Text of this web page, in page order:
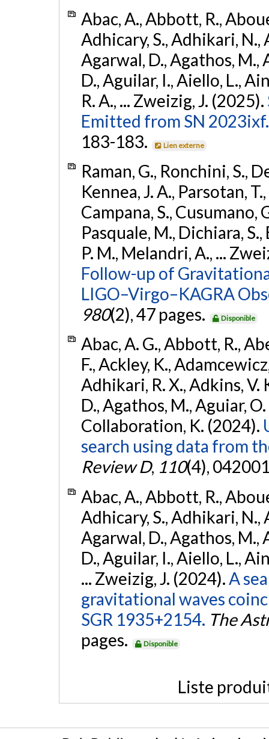
Abac, A., Abbott, R.,
Adhicary, S., Adhikari, N.,
Agarwal, D., Agathos, M.,
D., Aguilar, I., Aiello, L.,
R. A., ... Zweizig, J. (2025).
Emitted from SN 2023ixf.
183-183.
Lien externe
Raman, G., Ronchini, S.,
Kennea, J. A., Parsotan,
Campana, S., Cusumano,
Pasquale, M., Dichiara,
P. M., Melandri, A., ...
Follow-up of
LIGO–Virgo–KAGRA
980(2), 47 pages. Disponible
Abac, A. G., Abbott, R.,
F., Ackley, K.,
Adhikari, R. X., Adkins, V.
D., Agathos, M., Aguiar,
Collaboration, K. (2024).
search using data from
Review D, 110(4),
Abac, A., Abbott, R.,
Adhicary, S., Adhikari, N.,
Agarwal, D., Agathos, M.,
D., Aguilar, I., Aiello, L.,
... Zweizig, J. (2024). A
gravitational waves
SGR 1935+2154. The
pages.
Disponible
Liste